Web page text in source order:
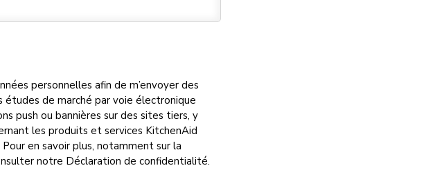
personnelles afin de m’envoyer des
de marché par voie électronique
push ou bannières sur des sites tiers, y
les produits et services KitchenAid
en savoir plus, notamment sur la
notre Déclaration de confidentialité.